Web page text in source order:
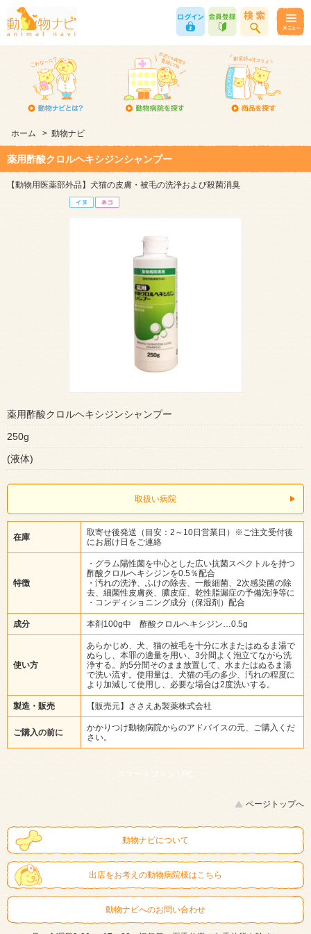
ホーム > 動物ナビ
薬用酢酸クロルヘキシジンシャンプー
【動物用医薬部外品】犬猫の皮膚・被毛の洗浄および殺菌消臭
薬用酢酸クロルヘキシジンシャンプー
250g
(液体)
取扱い病院
在庫
取寄せ後発送（目安：2～10日営業日）※ご注文受付後
にお届け日をご連絡
特徴
・グラム陽性菌を中心とした広い抗菌スペクトルを持つ
酢酸クロルヘキシジンを0.5％配合
・汚れの洗浄、ふけの除去、一般細菌、2次感染菌の除
去、細菌性皮膚炎、膿皮症、乾性脂漏症の予備洗浄等に
・コンディショニング成分（保湿剤）配合
成分 本剤100g中 酢酸クロルヘキシジン…0.5g
使い方
あらかじめ、犬、猫の被毛を十分に水またはぬるま湯で
ぬらし、本罪の適量を用い、3分間よく泡立てながら洗
浄する。約5分間そのまま放置して、水またはぬるま湯
で洗い流す。使用量は、犬猫の毛の多少、汚れの程度に
より加減して使用し、必要な場合は2度洗いする。
製造・販売 【販売元】ささえあ製薬株式会社
ご購入の前に
かかりつけ動物病院からのアドバイスの元、ご購入くだ
さい。
スマートフォン | PC
ページトップへ
動物ナビについて
出店をお考えの動物病院様はこちら
動物ナビへのお問い合わせ